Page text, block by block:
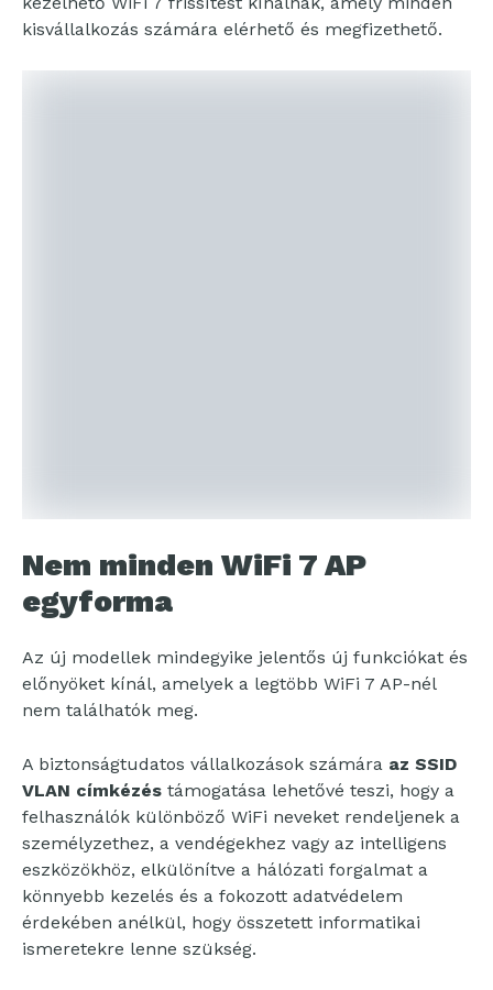
kisvállalkozás számára elérhető és megfizethető.
Nem minden WiFi 7 AP
egyforma
Az új modellek mindegyike jelentős új funkciókat és
előnyöket kínál, amelyek a legtöbb WiFi 7 AP-nél
nem találhatók meg.
A biztonságtudatos vállalkozások számára az SSID
VLAN címkézés támogatása lehetővé teszi, hogy a
felhasználók különböző WiFi neveket rendeljenek a
személyzethez, a vendégekhez vagy az intelligens
eszközökhöz, elkülönítve a hálózati forgalmat a
könnyebb kezelés és a fokozott adatvédelem
érdekében anélkül, hogy összetett informatikai
ismeretekre lenne szükség.